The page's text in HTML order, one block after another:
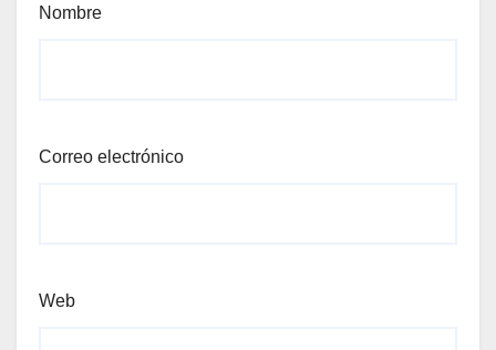
Nombre
Correo electrónico
Web